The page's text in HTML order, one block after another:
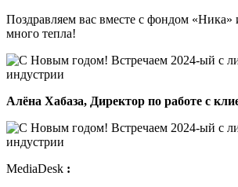
Поздравляем вас вместе с фондом «Ника»
много тепла!
Алёна Хабаза, Директор по работе с
MediaDesk :